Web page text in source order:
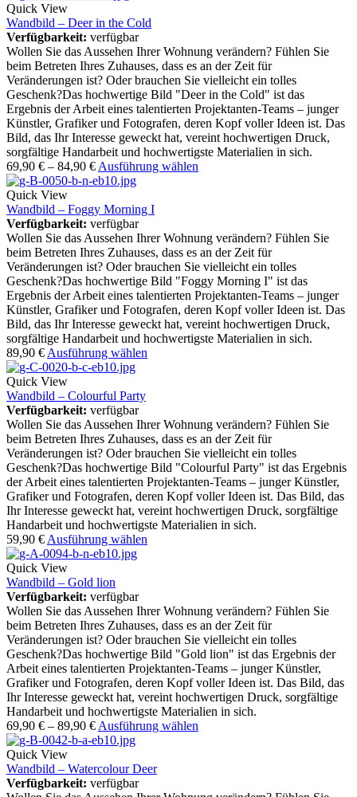
Quick View
Wandbild – Deer in the Cold
Verfügbarkeit: verfügbar
Wollen Sie das Aussehen Ihrer Wohnung verändern? Fühlen Sie
beim Betreten Ihres Zuhauses, dass es an der Zeit für
Veränderungen ist? Oder brauchen Sie vielleicht ein tolles
Geschenk?Das hochwertige Bild "Deer in the Cold" ist das
Ergebnis der Arbeit eines talentierten Projektanten-Teams – junger
Künstler, Grafiker und Fotografen, deren Kopf voller Ideen ist. Das
Bild, das Ihr Interesse geweckt hat, vereint hochwertigen Druck,
sorgfältige Handarbeit und hochwertigste Materialien in sich.
69,90 € – 84,90 € Ausführung wählen
Quick View
Wandbild – Foggy Morning I
Verfügbarkeit: verfügbar
Wollen Sie das Aussehen Ihrer Wohnung verändern? Fühlen Sie
beim Betreten Ihres Zuhauses, dass es an der Zeit für
Veränderungen ist? Oder brauchen Sie vielleicht ein tolles
Geschenk?Das hochwertige Bild "Foggy Morning I" ist das
Ergebnis der Arbeit eines talentierten Projektanten-Teams – junger
Künstler, Grafiker und Fotografen, deren Kopf voller Ideen ist. Das
Bild, das Ihr Interesse geweckt hat, vereint hochwertigen Druck,
sorgfältige Handarbeit und hochwertigste Materialien in sich.
89,90 € Ausführung wählen
Quick View
Wandbild – Colourful Party
Verfügbarkeit: verfügbar
Wollen Sie das Aussehen Ihrer Wohnung verändern? Fühlen Sie
beim Betreten Ihres Zuhauses, dass es an der Zeit für
Veränderungen ist? Oder brauchen Sie vielleicht ein tolles
Geschenk?Das hochwertige Bild "Colourful Party" ist das Ergebnis
der Arbeit eines talentierten Projektanten-Teams – junger Künstler,
Grafiker und Fotografen, deren Kopf voller Ideen ist. Das Bild, das
Ihr Interesse geweckt hat, vereint hochwertigen Druck, sorgfältige
Handarbeit und hochwertigste Materialien in sich.
59,90 € Ausführung wählen
Quick View
Wandbild – Gold lion
Verfügbarkeit: verfügbar
Wollen Sie das Aussehen Ihrer Wohnung verändern? Fühlen Sie
beim Betreten Ihres Zuhauses, dass es an der Zeit für
Veränderungen ist? Oder brauchen Sie vielleicht ein tolles
Geschenk?Das hochwertige Bild "Gold lion" ist das Ergebnis der
Arbeit eines talentierten Projektanten-Teams – junger Künstler,
Grafiker und Fotografen, deren Kopf voller Ideen ist. Das Bild, das
Ihr Interesse geweckt hat, vereint hochwertigen Druck, sorgfältige
Handarbeit und hochwertigste Materialien in sich.
69,90 € – 89,90 € Ausführung wählen
Quick View
Wandbild – Watercolour Deer
Verfügbarkeit: verfügbar